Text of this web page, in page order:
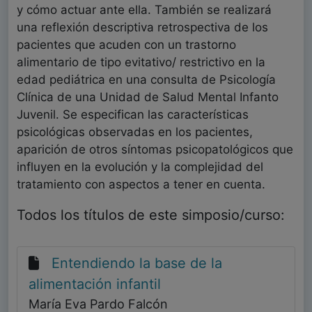
y cómo actuar ante ella. También se realizará
una reflexión descriptiva retrospectiva de los
pacientes que acuden con un trastorno
alimentario de tipo evitativo/ restrictivo en la
edad pediátrica en una consulta de Psicología
Clínica de una Unidad de Salud Mental Infanto
Juvenil. Se especifican las características
psicológicas observadas en los pacientes,
aparición de otros síntomas psicopatológicos que
influyen en la evolución y la complejidad del
tratamiento con aspectos a tener en cuenta.
Todos los títulos de este simposio/curso:
Entendiendo la base de la
alimentación infantil
María Eva Pardo Falcón